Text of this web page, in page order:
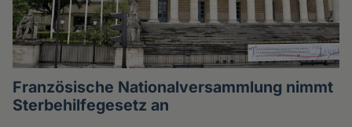
Französische Nationalversammlung nimmt
Sterbehilfegesetz an